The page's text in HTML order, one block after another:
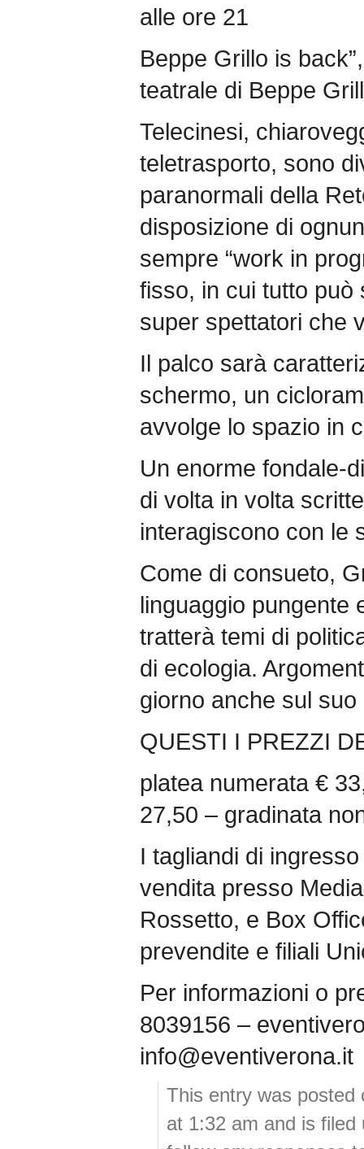
alle ore 21
Beppe Grillo is
teatrale di Beppe
Telecinesi,
teletrasporto, sono
paranormali della
disposizione di
sempre “work in
fisso, in cui tutto
super spettatori che
Il palco sarà
schermo, un
avvolge lo spazio in
Un enorme fondale-
di volta in volta
interagiscono con le
Come di consueto,
linguaggio pungente
tratterà temi di
di ecologia.
giorno anche sul
QUESTI I PREZZI
platea numerata €
27,50 – gradinata
I tagliandi di
vendita presso
Rossetto, e Box
prevendite e filiali
Per informazioni o
8039156 –
info@eventiverona.it
This entry was posted
at 1:32 am and is